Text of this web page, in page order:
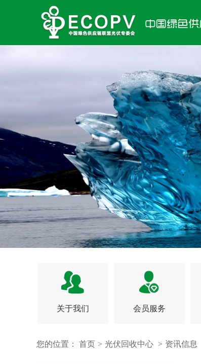
关于我们 会员服务
您的位置： 首页 > 光伏回收中心 > 资讯信息